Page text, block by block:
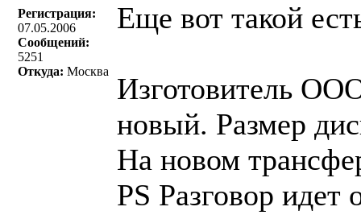
Регистрация:
07.05.2006
Сообщений:
5251
Откуда: Москва
Еще вот такой
Изготовитель
новый. Размер
На новом
PS Разговор